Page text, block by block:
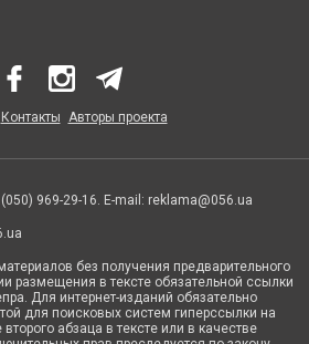
Контакты Авторы проекта
969-29-16. E-mail: reklama@056.ua
без получения предварительного
размещения в тексте обязательной ссылки
Для интернет-изданий обязательно
для поисковых систем гиперссылки на
абзаца в тексте или в качестве